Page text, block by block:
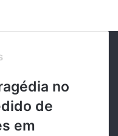
no
de
em